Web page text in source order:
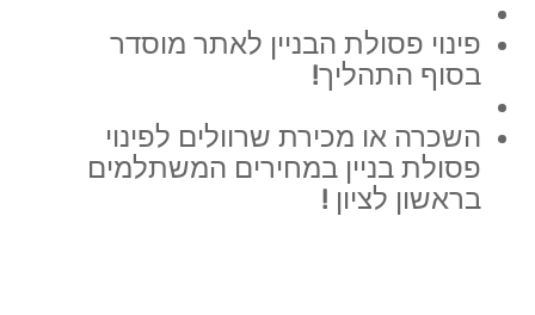
פינוי פסולת הבניין לאתר מוסדר
בסוף התהליך!
השכרה או מכירת שרוולים לפינוי
פסולת בניין במחירים המשתלמים
בראשון לציון !